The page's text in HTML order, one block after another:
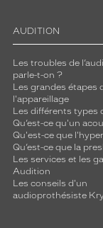
AUDITION
Les troubles de
parle-t-on ?
Les grandes étapes
l'appareillage
Les différents types
Qu’est-ce qu'un
Qu'est-ce que
Qu’est-ce que la
Les services et les
Audition
Les conseils d'un
audioprothésiste